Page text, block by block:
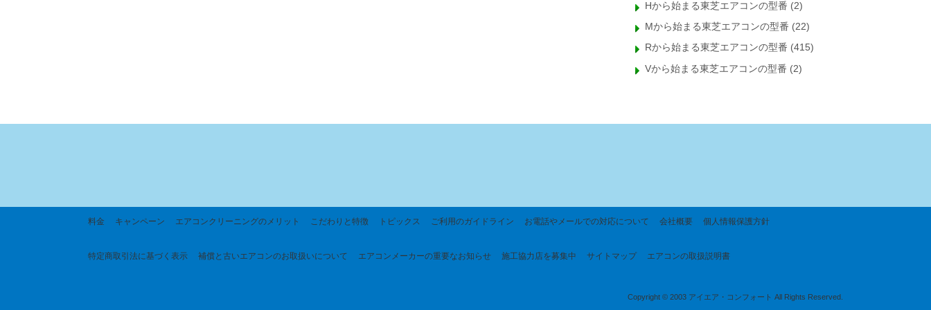
Hから始まる東芝エアコンの型番 (2)
Mから始まる東芝エアコンの型番 (22)
Rから始まる東芝エアコンの型番 (415)
Vから始まる東芝エアコンの型番 (2)
料金 キャンペーン エアコンクリーニングのメリット こだわりと特徴 トピックス ご利用のガイドライン お電話やメールでの対応について 会社概要 個人情報保護方針
特定商取引法に基づく 表示 補償と古いエアコンのお取扱いについて エアコンメーカーの重要なお知らせ 施工協力店を募集中 サイトマップ エアコンの取扱説明書
Copyright © 2003 アイエア・コンフォート All Rights Reserved.